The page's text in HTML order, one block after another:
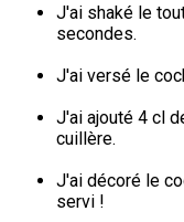
J'ai shaké le
secondes.
J'ai versé le
J'ai ajouté 4 cl
cuillère.
J'ai décoré le
servi !